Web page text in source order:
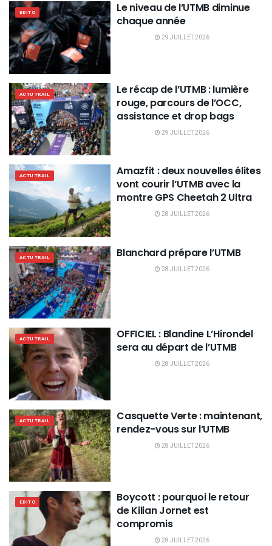
EDITO
Le niveau de l’UTMB diminue
chaque année
29 JUILLET 2026
ACTU TRAIL
Le récap de l’UTMB : lumière
rouge, parcours de l’OCC,
assistance et drop bags
29 JUILLET 2026
ACTU TRAIL
Amazfit : deux nouvelles élites
vont courir l’UTMB avec la
montre GPS Cheetah 2 Ultra
28 JUILLET 2026
ACTU TRAIL Blanchard prépare l’UTMB
28 JUILLET 2026
ACTU TRAIL
OFFICIEL : Blandine L’Hirondel
sera au départ de l’UTMB
28 JUILLET 2026
ACTU TRAIL
Casquette Verte : maintenant,
rendez-vous sur l’UTMB
28 JUILLET 2026
EDITO
Boycott : pourquoi le retour
de Kilian Jornet est
compromis
28 JUILLET 2026